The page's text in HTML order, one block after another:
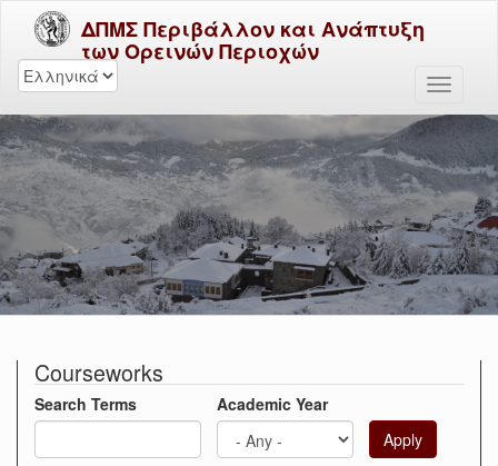
ΔΠΜΣ Περιβάλλον και Ανάπτυξη
των Ορεινών Περιοχών
Courseworks
Search Terms
Academic Year
Apply